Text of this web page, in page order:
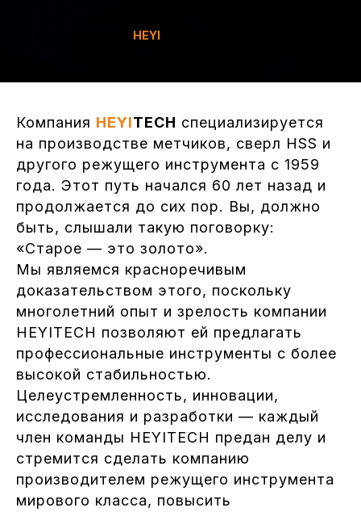
HEYI
Компания HEYITECH специализируется
на производстве метчиков, сверл HSS и
другого режущего инструмента с 1959
года. Этот путь начался 60 лет назад и
продолжается до сих пор. Вы, должно
быть, слышали такую поговорку:
«Старое — это золото».
Мы являемся красноречивым
доказательством этого, поскольку
многолетний опыт и зрелость компании
HEYITECH позволяют ей предлагать
профессиональные инструменты с более
высокой стабильностью.
Целеустремленность, инновации,
исследования и разработки — каждый
член команды HEYITECH предан делу и
стремится сделать компанию
производителем режущего инструмента
мирового класса, повысить